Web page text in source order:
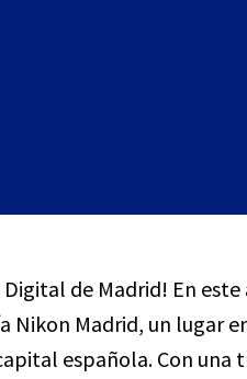
Digital de Madrid! En
Nikon Madrid, un lugar
española. Con una